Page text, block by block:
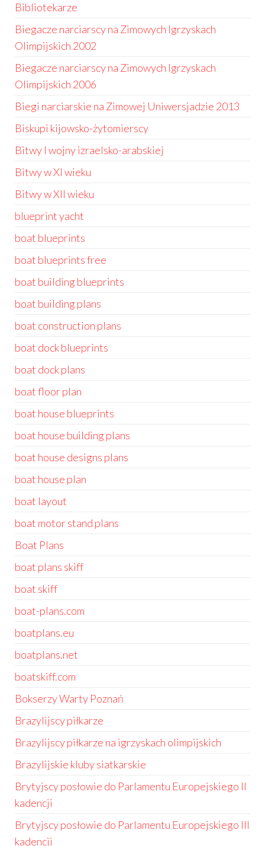
Bibliotekarze
Biegacze narciarscy na Zimowych Igrzyskach
Olimpijskich 2002
Biegacze narciarscy na Zimowych Igrzyskach
Olimpijskich 2006
Biegi narciarskie na Zimowej Uniwersjadzie 2013
Biskupi kijowsko-żytomierscy
Bitwy I wojny izraelsko-arabskiej
Bitwy w XI wieku
Bitwy w XII wieku
blueprint yacht
boat blueprints
boat blueprints free
boat building blueprints
boat building plans
boat construction plans
boat dock blueprints
boat dock plans
boat floor plan
boat house blueprints
boat house building plans
boat house designs plans
boat house plan
boat layout
boat motor stand plans
Boat Plans
boat plans skiff
boat skiff
boat-plans.com
boatplans.eu
boatplans.net
boatskiff.com
Bokserzy Warty Poznań
Brazylijscy piłkarze
Brazylijscy piłkarze na igrzyskach olimpijskich
Brazylijskie kluby siatkarskie
Brytyjscy posłowie do Parlamentu Europejskiego II
kadencji
Brytyjscy posłowie do Parlamentu Europejskiego III
kadencji